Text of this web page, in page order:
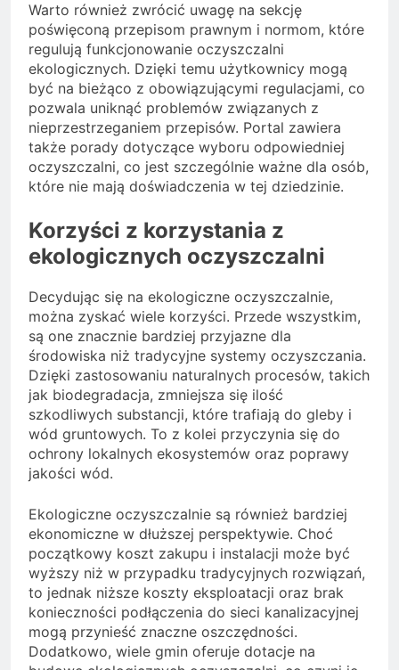
Warto również zwrócić uwagę na sekcję
poświęconą przepisom prawnym i normom, które
regulują funkcjonowanie oczyszczalni
ekologicznych. Dzięki temu użytkownicy mogą
być na bieżąco z obowiązującymi regulacjami, co
pozwala uniknąć problemów związanych z
nieprzestrzeganiem przepisów. Portal zawiera
także porady dotyczące wyboru odpowiedniej
oczyszczalni, co jest szczególnie ważne dla osób,
które nie mają doświadczenia w tej dziedzinie.
Korzyści z korzystania z
ekologicznych oczyszczalni
Decydując się na ekologiczne oczyszczalnie,
można zyskać wiele korzyści. Przede wszystkim,
są one znacznie bardziej przyjazne dla
środowiska niż tradycyjne systemy oczyszczania.
Dzięki zastosowaniu naturalnych procesów, takich
jak biodegradacja, zmniejsza się ilość
szkodliwych substancji, które trafiają do gleby i
wód gruntowych. To z kolei przyczynia się do
ochrony lokalnych ekosystemów oraz poprawy
jakości wód.
Ekologiczne oczyszczalnie są również bardziej
ekonomiczne w dłuższej perspektywie. Choć
początkowy koszt zakupu i instalacji może być
wyższy niż w przypadku tradycyjnych rozwiązań,
to jednak niższe koszty eksploatacji oraz brak
konieczności podłączenia do sieci kanalizacyjnej
mogą przynieść znaczne oszczędności.
Dodatkowo, wiele gmin oferuje dotacje na